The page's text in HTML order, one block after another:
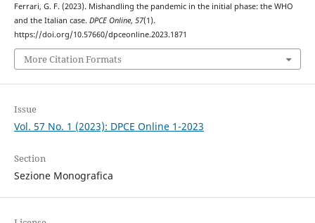
Ferrari, G. F. (2023). Mishandling the pandemic in the initial phase: the WHO
and the Italian case. DPCE Online, 57(1).
https://doi.org/10.57660/dpceonline.2023.1871
More Citation Formats
Issue
Vol. 57 No. 1 (2023): DPCE Online 1-2023
Section
Sezione Monografica